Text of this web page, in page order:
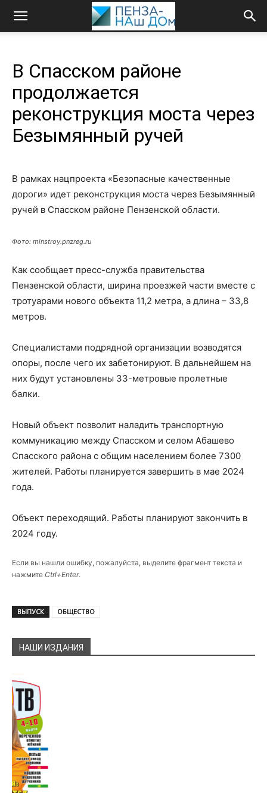
В Спасском районе
продолжается
реконструкция моста через
Безымянный ручей
В рамках нацпроекта «Безопасные качественные
дороги» идет реконструкция моста через Безымянный
ручей в Спасском районе Пензенской области.
Фото: minstroy.pnzreg.ru
Как сообщает пресс-служба правительства
Пензенской области, ширина проезжей части вместе с
тротуарами нового объекта 11,2 метра, а длина – 33,8
метров.
Специалистами подрядной организации возводятся
опоры, после чего их забетонируют. В дальнейшем на
них будут установлены 33-метровые пролетные
балки.
Новый объект позволит наладить транспортную
коммуникацию между Спасском и селом Абашево
Спасского района с общим населением более 7300
жителей. Работы планируется завершить в мае 2024
года.
Объект переходящий. Работы планируют закончить в
2024 году.
Если вы нашли ошибку, пожалуйста, выделите фрагмент текста и
нажмите Ctrl+Enter.
ВЫПУСК ОБЩЕСТВО
НАШИ ИЗДАНИЯ